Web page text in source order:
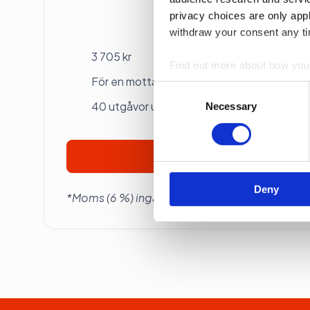
privacy choices are only
withdraw your consent any
Find out more about how
information about your use
other information that
Consent
Necessary
Deny
Betalas årsvis
3 705 kr
För en mottagare
40 utgåvor under ett år
*Moms (6 %) ingår i alla priser.